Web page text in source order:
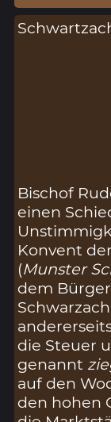
Bischof
einen
Konvent
(Munster
dem
die Steuer
genannt
auf den
den hohen